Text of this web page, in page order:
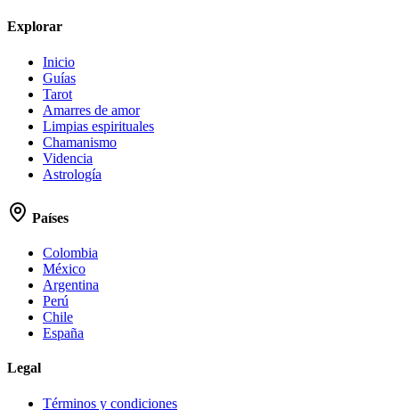
Explorar
Inicio
Guías
Tarot
Amarres de amor
Limpias espirituales
Chamanismo
Videncia
Astrología
Países
Colombia
México
Argentina
Perú
Chile
España
Legal
Términos y condiciones